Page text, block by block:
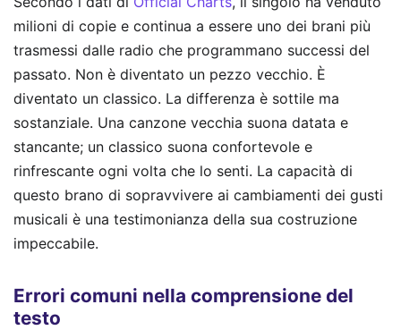
milioni di copie e continua a essere uno dei brani più
trasmessi dalle radio che programmano successi del
passato. Non è diventato un pezzo vecchio. È
diventato un classico. La differenza è sottile ma
sostanziale. Una canzone vecchia suona datata e
stancante; un classico suona confortevole e
rinfrescante ogni volta che lo senti. La capacità di
questo brano di sopravvivere ai cambiamenti dei gusti
musicali è una testimonianza della sua costruzione
impeccabile.
Errori comuni nella comprensione del
testo